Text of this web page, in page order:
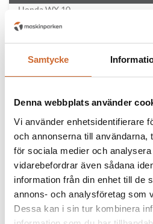
Samtycke
Denna webbplats använder
Vi använder enhetsidentifierare
och annonserna till användarna,
för sociala medier och
vidarebefordrar även sådana
information från din enhet till de
annons- och analysföretag som
Dessa kan i sin tur kombinera
Honda WX 10